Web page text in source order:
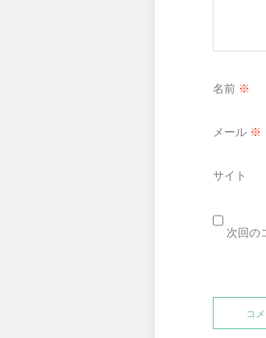
名前 ※
メール ※
サイト
次回の